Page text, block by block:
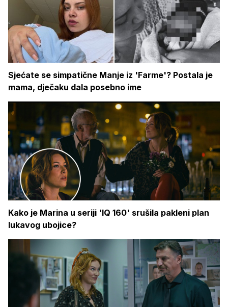
Sjećate se simpatične Manje iz 'Farme'? Postala je
mama, dječaku dala posebno ime
Kako je Marina u seriji 'IQ 160' srušila pakleni plan
lukavog ubojice?